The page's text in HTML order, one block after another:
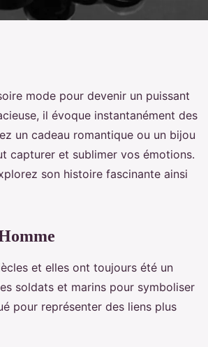
mode pour devenir un puissant
il évoque instantanément des
un cadeau romantique ou un bijou
capturer et sublimer vos émotions.
son histoire fascinante ainsi
et elles ont toujours été un
soldats et marins pour symboliser
pour représenter des liens plus